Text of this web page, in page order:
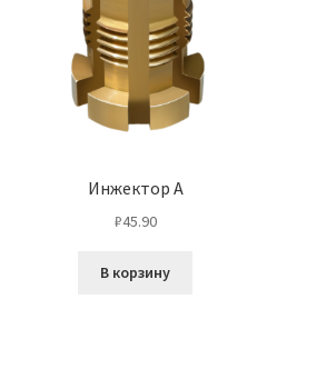
Инжектор А
₽45.90
В корзину